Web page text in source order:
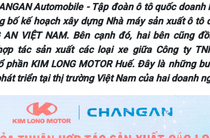
Automobile - Tập đoàn ô tô quốc doanh
bố kế hoạch xây dựng Nhà máy sản xuất ô tô
AN VIỆT NAM. Bên cạnh đó, hai bên cũng
tác sản xuất các loại xe giữa Công ty
phần KIM LONG MOTOR Huế. Đây là những
triển tại thị trường Việt Nam của hai doanh